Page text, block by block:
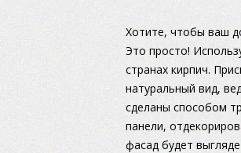
Хотите, чтобы ваш
Это просто!
странах кирпич.
натуральный вид,
сделаны способом
панели,
фасад будет